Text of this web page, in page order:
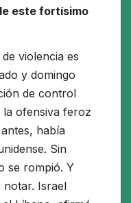
este fortísimo
violencia es
y domingo
de control
ofensiva feroz
había
Sin
se rompió. Y
Israel